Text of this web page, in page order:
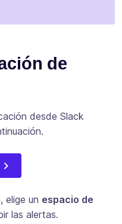
de
desde Slack
elige un espacio de
las alertas.